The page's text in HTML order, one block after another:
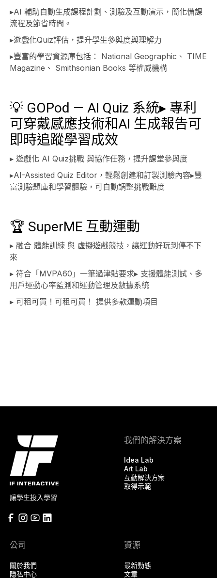
▸AI 輔助自動生成課程計劃、測驗及互動演示，簡化備課
流程及節省時間。
▸遊戲化Quiz評估，提升學生參與度與理解力
▸豐富的學習資源庫包括： National Geographic、 TIME
Magazine、 Smithsonian Books 等權威機構
💡 GOPod — AI Quiz 系統▸ 專利
可穿戴感應技術和AI 生成報告可
即時追蹤學習成效
▸ 遊戲化 AI Quiz挑戰 與協作任務，提升課堂參與度
▸AI-Assisted Quiz Editor，輕鬆創建和訂製測驗內容▸豐
富測驗題庫和學習體驗，可自動調整挑戰難度
🏆 SuperME 互動運動
▸ 融合 體能訓練 與 虛擬遊戲競技，讓運動好玩到停不下
來
▸ 符合「MVPA60」一筆過津貼要求▸ 支援體能測試、多
用戶運動心率監測和運動管理及數據系統
▸ 可租可買！可租可買！ 提供多款運動項目
讓學生投入學習
我們的解決方案
Idea Lab
Art Lab
互動解決方案
取得示範
公司
關於我們
隱私中心
資源
最新動態
文章